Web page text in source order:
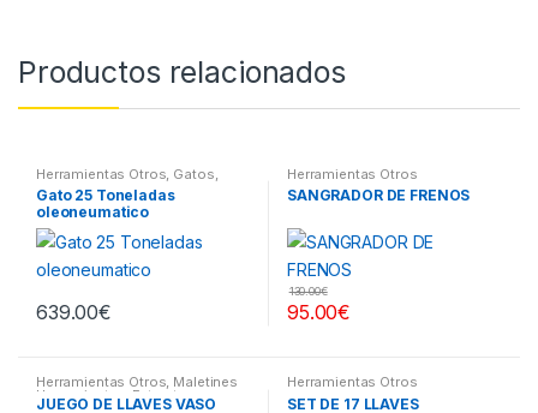
Productos relacionados
Herramientas Otros Gatos,
Soportes y Hidraulica
Gato 25 Toneladas
oleoneumatico
639.00€
Herramientas Otros
SANGRADOR DE FRENOS
95.00€
130.00€
Herramientas Otros, Maletines
Herramientas, Extractores,
Compresímetros, otros
JUEGO DE LLAVES VASO
Herramientas Otros
SET DE 17 LLAVES